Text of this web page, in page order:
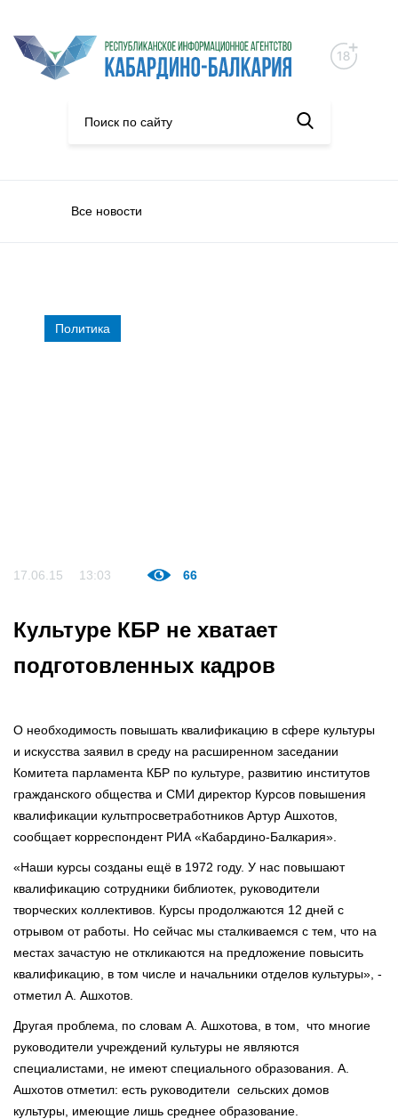
Все новости
Политика
17.06.15 13:03 66
Культуре КБР не хватает
подготовленных кадров
О необходимость повышать квалификацию в сфере культуры
и искусства заявил в среду на расширенном заседании
Комитета парламента КБР по культуре, развитию институтов
гражданского общества и СМИ директор Курсов повышения
квалификации культпросветработников Артур Ашхотов,
сообщает корреспондент РИА «Кабардино-Балкария».
«Наши курсы созданы ещё в 1972 году. У нас повышают
квалификацию сотрудники библиотек, руководители
творческих коллективов. Курсы продолжаются 12 дней с
отрывом от работы. Но сейчас мы сталкиваемся с тем, что на
местах зачастую не откликаются на предложение повысить
квалификацию, в том числе и начальники отделов культуры», -
отметил А. Ашхотов.
Другая проблема, по словам А. Ашхотова, в том, что многие
руководители учреждений культуры не являются
специалистами, не имеют специального образования. А.
Ашхотов отметил: есть руководители сельских домов
культуры, имеющие лишь среднее образование.